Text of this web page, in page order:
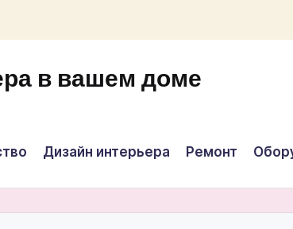
в вашем доме
Дизайн интерьера Ремонт